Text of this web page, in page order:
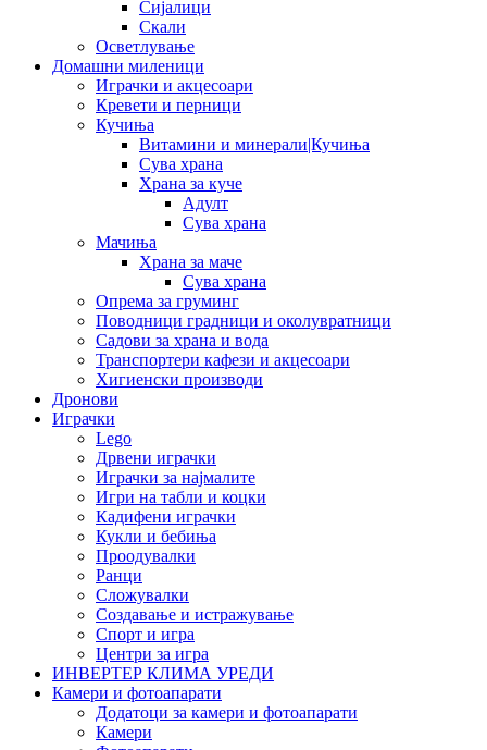
Сијалици
Скали
Осветлување
Домашни миленици
Играчки и акцесоари
Кревети и перници
Кучиња
Витамини и минерали|Кучиња
Сува храна
Храна за куче
Адулт
Сува храна
Мачиња
Храна за маче
Сува храна
Опрема за груминг
Поводници градници и околувратници
Садови за храна и вода
Транспортери кафези и акцесоари
Хигиенски производи
Дронови
Играчки
Lego
Дрвени играчки
Играчки за најмалите
Игри на табли и коцки
Кадифени играчки
Кукли и бебиња
Проодувалки
Ранци
Сложувалки
Создавање и истражување
Спорт и игра
Центри за игра
ИНВЕРТЕР КЛИМА УРЕДИ
Камери и фотоапарати
Додатоци за камери и фотоапарати
Камери